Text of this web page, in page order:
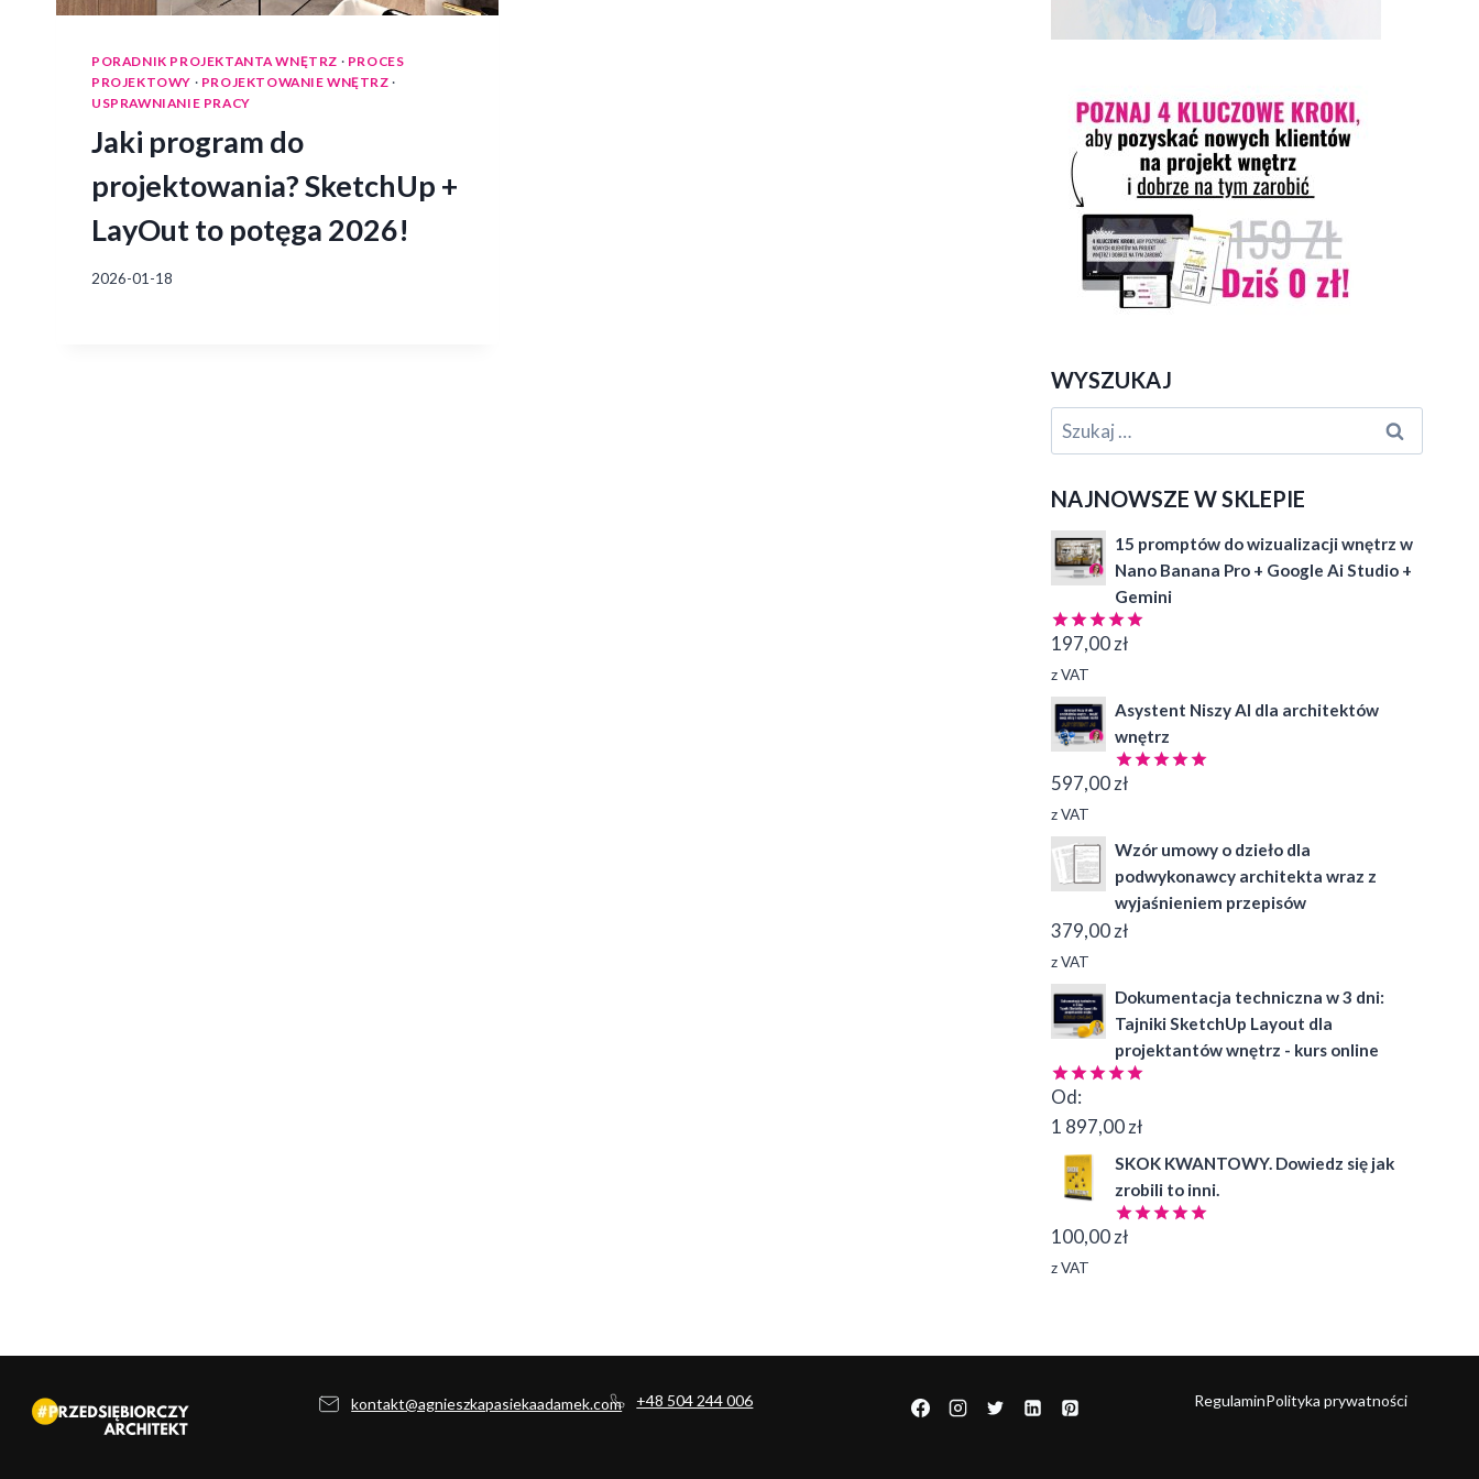
PORADNIK PROJEKTANTA WNĘTRZ · PROCES
PROJEKTOWY · PROJEKTOWANIE WNĘTRZ ·
USPRAWNIANIE PRACY
Jaki program do
projektowania? SketchUp +
LayOut to potęga 2026!
2026-01-18
WYSZUKAJ
Szukaj:
NAJNOWSZE W SKLEPIE
15 promptów do wizualizacji wnętrz w
Nano Banana Pro + Google Ai Studio +
Gemini
Oceniono
4.97na 5
197,00zł
z VAT
Asystent Niszy AI dla architektów
wnętrz
Oceniono
597,00zł
z VAT
Wzór umowy o dzieło dla
podwykonawcy architekta wraz z
wyjaśnieniem przepisów
379,00zł
z VAT
Dokumentacja techniczna w 3 dni:
Tajniki SketchUp Layout dla
projektantów wnętrz - kurs online
Oceniono
4.99na 5
Od:
1 897,00zł
SKOK KWANTOWY. Dowiedz się jak
zrobili to inni.
Oceniono
100,00zł
z VAT
kontakt@agnieszkapasiekaadamek.com +48 504 244 006 RegulaminPolityka prywatności